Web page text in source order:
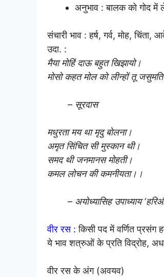
अनुभाव : बालक को गोद में
संचारी भाव : हर्ष, गर्व, मोह, चिंता,
उदा. :
मैया मोहिं दाऊ बहुत खिझायो।
मोसो कहत मोल को लीन्हों तू
– सूरदास
मधुरता मय था मृदु बोलना।
अमृत सिंचित सी मुस्कान थी।
समद थी जनमानस मोहती।
कमल लोचन की कमनीयता।।
– अयोध्यासिह उपाध्याय
वीर रस : किसी पद में वर्णित प्रसंग
ये भाव शत्रुओं के प्रति विद्रोह,
वीर रस के अंग (अवयव)